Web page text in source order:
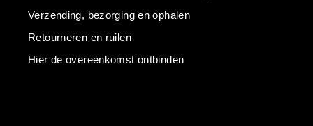
Verzending, bezorging en ophalen
Retourneren en ruilen
Hier de overeenkomst ontbinden